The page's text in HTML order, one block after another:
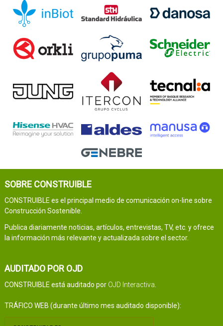
SOBRE CONSTRUIBLE
CONSTRUIBLE es el principal medio de comunicación on-line sobre
Construcción Sostenible.
Publica diariamente noticias, artículos, entrevistas, TV, etc. y ofrece
la información más relevante y actualizada sobre el sector.
AUDITADO POR OJD
CONSTRUIBLE está auditado por OJD Interactiva
TRÁFICO WEB (durante último mes auditado disponible):